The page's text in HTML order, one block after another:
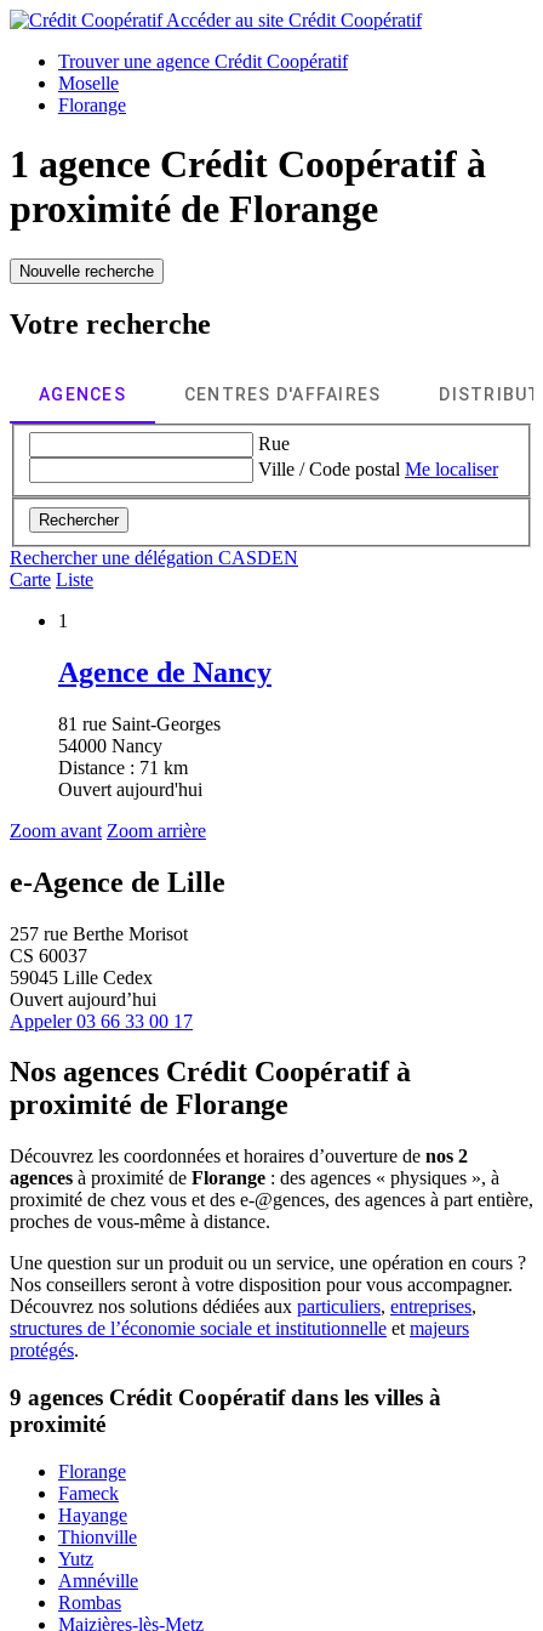
Accéder au site Crédit Coopératif
Trouver une agence Crédit Coopératif
Moselle
Florange
1 agence Crédit Coopératif à
proximité de Florange
Nouvelle recherche
Votre recherche
AGENCES CENTRES D'AFFAIRES
Rue
Ville / Code postal Me localiser
Rechercher
Rechercher une délégation CASDEN
Carte Liste
1
Agence de Nancy
81 rue Saint-Georges
54000 Nancy
Distance : 71 km
Ouvert aujourd'hui
Zoom avant Zoom arrière
e-Agence de Lille
257 rue Berthe Morisot
CS 60037
59045 Lille Cedex
Ouvert aujourd’hui
Appeler 03 66 33 00 17
Nos agences Crédit Coopératifà
proximité de Florange
Découvrez les coordonnées et horaires d’ouverture de nos 2
agences à proximité de Florange : des agences « physiques », à
proximité de chez vous et des e-@gences, des agences à part entière,
proches de vous-même à distance.
Une question sur un produit ou un service, une opération en cours ?
Nos conseillers seront à votre disposition pour vous accompagner.
Découvrez nos solutions dédiées aux particuliers, entreprises,
structures de l’économie sociale et institutionnelle et majeurs
protégés.
9 agences Crédit Coopératif dans les villes à
proximité
Florange
Fameck
Hayange
Thionville
Yutz
Amnéville
Rombas
Maizières-lès-Metz